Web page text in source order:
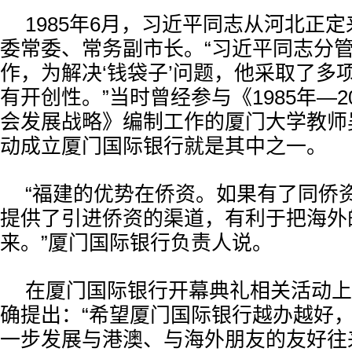
1985年6月，习近平同志从河北正
委常委、常务副市长。“习近平同志分
作，为解决‘钱袋子’问题，他采取了多
有开创性。”当时曾经参与《1985年
会发展战略》编制工作的厦门大学教
动成立厦门国际银行就是其中之一。
“福建的优势在侨资。如果有了同侨
提供了引进侨资的渠道，有利于把海
来。”厦门国际银行负责人说。
在厦门国际银行开幕典礼相关活动
确提出：“希望厦门国际银行越办越好
一步发展与港澳、与海外朋友的友好